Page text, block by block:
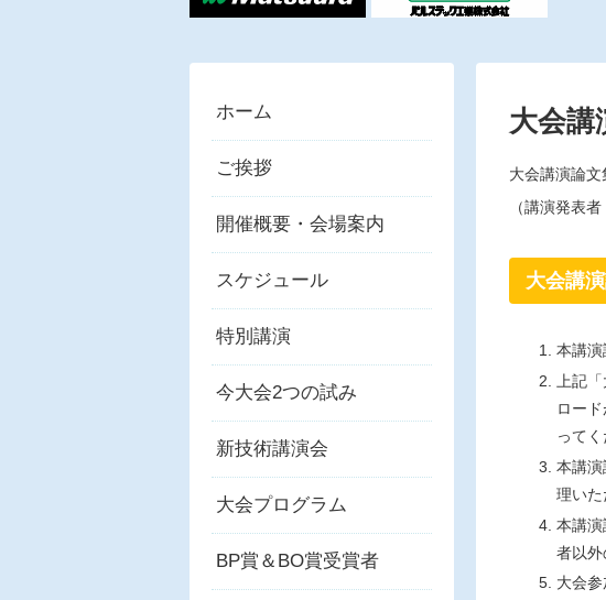
大会講
大会講演論文
（講演発表
大会講
本講演
上記
ロー
ってく
本講
理いた
本講
者以外
大会
ホーム
ご挨拶
開催概要・会場案内
スケジュール
特別講演
今大会2つの試み
新技術講演会
大会プログラム
BP賞＆BO賞受賞者